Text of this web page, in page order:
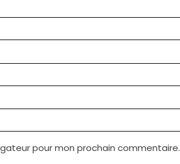
pour mon prochain commentaire.